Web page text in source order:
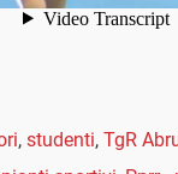
, studenti, TgR